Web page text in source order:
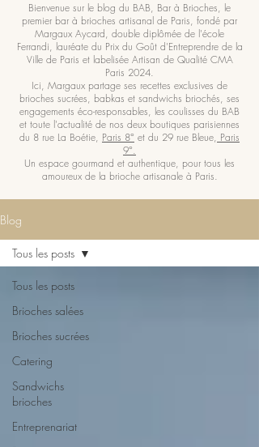
Bienvenue sur le blog du BAB, Bar à Brioches, le
premier bar à brioches artisanal de Paris, fondé par
Margaux Aycard, double diplômée de l'école
Ferrandi, lauréate du Prix du Goût d'Entreprendre de la
Ville de Paris et labelisée Artisan de Qualité CMA
Paris 2024.
Ici, Margaux partage ses recettes exclusives de
brioches sucrées, babkas et sandwichs briochés, ses
engagements éco-responsables, les coulisses du BAB
et toute l'actualité de nos deux boutiques parisiennes
du 8 rue La Boétie, Paris 8° et du 29 rue Bleue, Paris
9°.
Un espace gourmand et authentique, pour tous les
amoureux de la brioche artisanale à Paris.
Blog
Tous les posts
Brioches salées
Brioches sucrées
Catering
Sandwichs
brioches
Entreprenariat
Tous les posts